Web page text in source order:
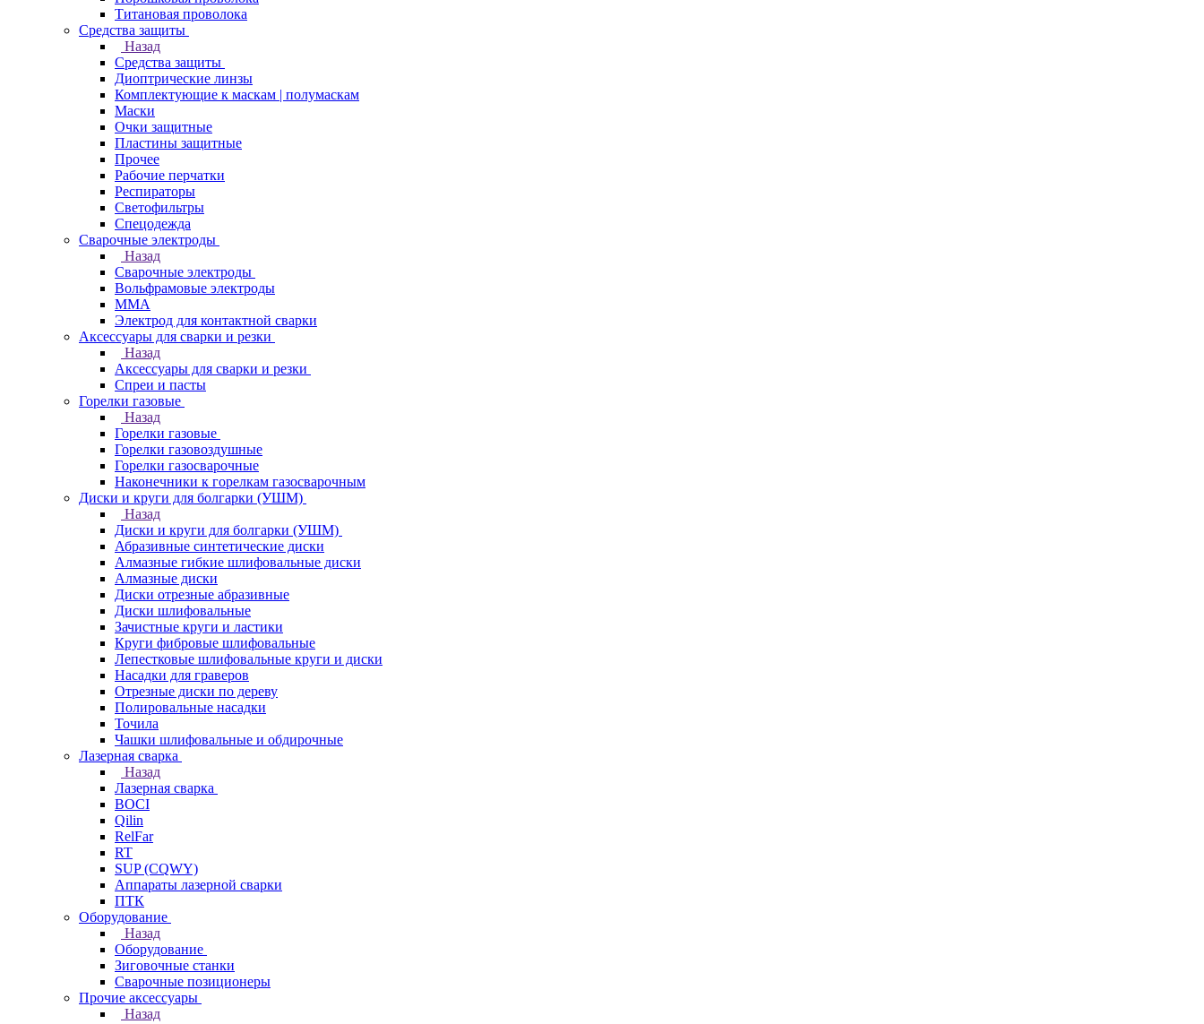
Титановая проволока
Средства защиты
Назад
Средства защиты
Диоптрические линзы
Комплектующие к маскам | полумаскам
Маски
Очки защитные
Пластины защитные
Прочее
Рабочие перчатки
Респираторы
Светофильтры
Спецодежда
Сварочные электроды
Назад
Сварочные электроды
Вольфрамовые электроды
ММА
Электрод для контактной сварки
Аксессуары для сварки и резки
Назад
Аксессуары для сварки и резки
Спреи и пасты
Горелки газовые
Назад
Горелки газовые
Горелки газовоздушные
Горелки газосварочные
Наконечники к горелкам газосварочным
Диски и круги для болгарки (УШМ)
Назад
Диски и круги для болгарки (УШМ)
Абразивные синтетические диски
Алмазные гибкие шлифовальные диски
Алмазные диски
Диски отрезные абразивные
Диски шлифовальные
Зачистные круги и ластики
Круги фибровые шлифовальные
Лепестковые шлифовальные круги и диски
Насадки для граверов
Отрезные диски по дереву
Полировальные насадки
Точила
Чашки шлифовальные и обдирочные
Лазерная сварка
Назад
Лазерная сварка
BOCI
Qilin
RelFar
RT
SUP (CQWY)
Аппараты лазерной сварки
ПТК
Оборудование
Назад
Оборудование
Зиговочные станки
Сварочные позиционеры
Прочие аксессуары
Назад